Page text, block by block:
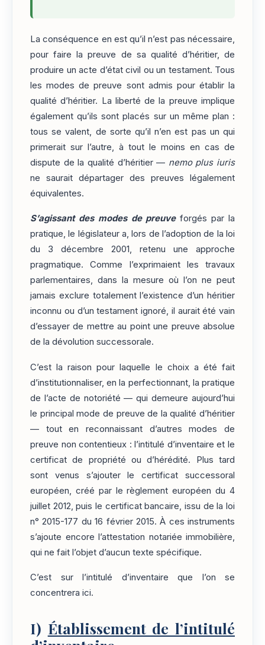
La conséquence en est qu’il n’est pas nécessaire,
pour faire la preuve de sa qualité d’héritier, de
produire un acte d’état civil ou un testament. Tous
les modes de preuve sont admis pour établir la
qualité d’héritier. La liberté de la preuve implique
également qu’ils sont placés sur un même plan :
tous se valent, de sorte qu’il n’en est pas un qui
primerait sur l’autre, à tout le moins en cas de
dispute de la qualité d’héritier — nemo plus iuris
ne saurait départager des preuves légalement
équivalentes.
S’agissant des modes de preuveforgés par la
pratique, le législateur a, lors de l’adoption de la loi
du 3 décembre 2001, retenu une approche
pragmatique. Comme l’exprimaient les travaux
parlementaires, dans la mesure où l’on ne peut
jamais exclure totalement l’existence d’un héritier
inconnu ou d’un testament ignoré, il aurait été vain
d’essayer de mettre au point une preuve absolue
de la dévolution successorale.
C’est la raison pour laquelle le choix a été fait
d’institutionnaliser, en la perfectionnant, la pratique
de l’acte de notoriété — qui demeure aujourd’hui
le principal mode de preuve de la qualité d’héritier
— tout en reconnaissant d’autres modes de
preuve non contentieux : l’intitulé d’inventaire et le
certificat de propriété ou d’hérédité. Plus tard
sont venus s’ajouter le certificat successoral
européen, créé par le règlement européen du 4
juillet 2012, puis le certificat bancaire, issu de la loi
n° 2015-177 du 16 février 2015. À ces instruments
s’ajoute encore l’attestation notariée immobilière,
qui ne fait l’objet d’aucun texte spécifique.
C’est sur l’intitulé d’inventaire que l’on se
concentrera ici.
I) Établissement de l’intitulé